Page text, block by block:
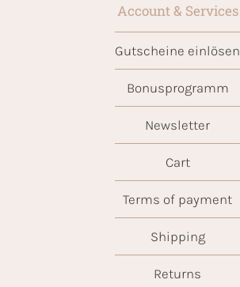
Account & Services
Gutscheine einlösen
Bonusprogramm
Newsletter
Cart
Terms of payment
Shipping
Returns